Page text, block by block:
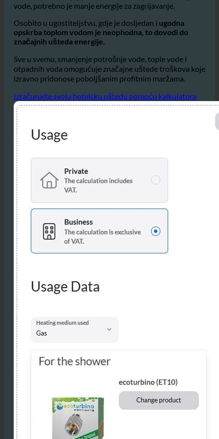
Osim izravne uštede vode,potražnja za toplom vodom
također se smanjuje. Budući da kroz cijevi teče manje
vode, potrebno je manje energije za zagrijavanje.
Osobito u ugostiteljstvu, gdje je dosljedan i
opskrba toplom vodom je neophodna, to dovodi do
značajnih ušteda energije.
Sve u svemu, smanjenje potrošnje vode, tople vode i
otpadnih voda omogućuje značajne uštede troškova koje
izravno pridonose poboljšanim profitnim maržama.
Izračunajte svoju hotelsku uštedu pomoću kalkulatora